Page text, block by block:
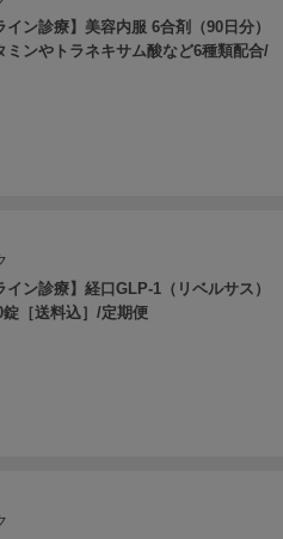
イン診療】美容内服 6合剤（90日分）
ミンやトラネキサム酸など6種類配合/
イン診療】経口GLP-1（リベルサス）
［送料込］/定期便